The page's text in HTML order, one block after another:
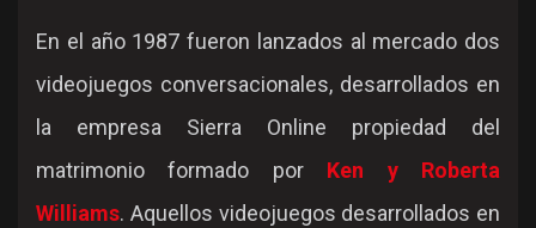
En el año 1987 fueron lanzados al mercado dos
videojuegos conversacionales, desarrollados en
la empresa Sierra Online propiedad del
matrimonio formado por Ken y Roberta
Williams. Aquellos videojuegos desarrollados en